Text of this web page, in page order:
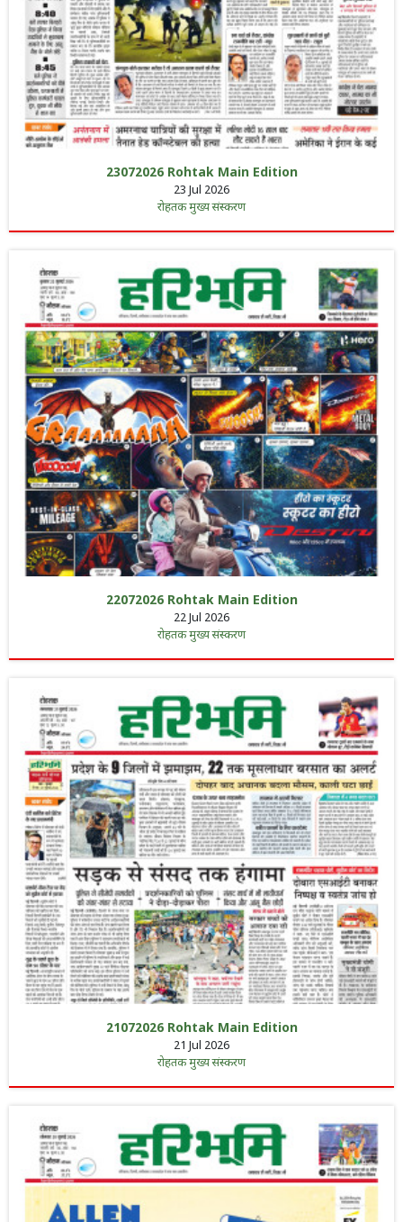
23072026 Rohtak Main Edition
23 Jul 2026
रोहतक मुख्य संस्करण
22072026 Rohtak Main Edition
22 Jul 2026
रोहतक मुख्य संस्करण
21072026 Rohtak Main Edition
21 Jul 2026
रोहतक मुख्य संस्करण